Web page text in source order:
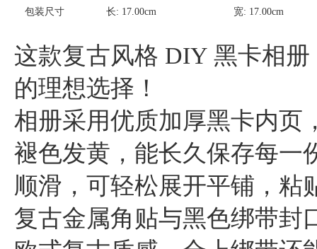
包装尺寸 长: 17.00cm 宽: 17.00cm
这款复古风格 DIY 黑卡相
的理想选择！
相册采用优质加厚黑卡内页
褪色发黄，能长久保存每一
顺滑，可轻松展开平铺，粘
复古金属角贴与黑色绑带封